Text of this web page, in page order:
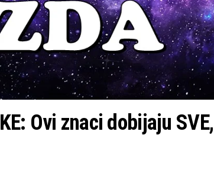
Ovi znaci dobijaju SVE,